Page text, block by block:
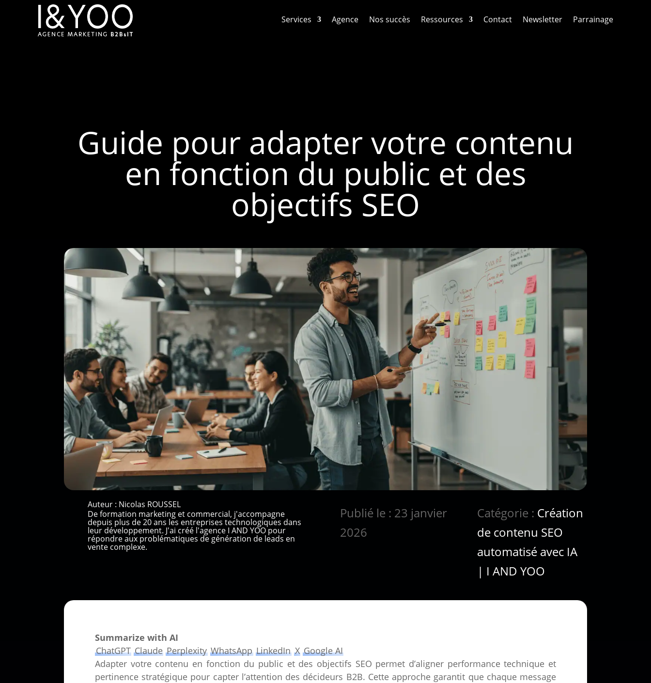
Services Agence Nos succès Ressources Contact Newsletter Parrainage
Guide pour adapter votre contenu
en fonction du public et des
objectifs SEO
Auteur : Nicolas ROUSSEL
De formation marketing et commercial, j'accompagne
depuis plus de 20 ans les entreprises technologiques dans
leur développement. J'ai créé l'agence I AND YOO pour
répondre aux problématiques de génération de leads en
vente complexe.
Publié le : 23 janvier
2026
Catégorie : Création
de contenu SEO
automatisé avec IA
| I AND YOO
Summarize with AI
ChatGPT Claude Perplexity WhatsApp LinkedIn X Google AI
Adapter votre contenu en fonction du public et des objectifs SEO permet d’aligner performance technique et
pertinence stratégique pour capter l’attention des décideurs B2B. Cette approche garantit que chaque message